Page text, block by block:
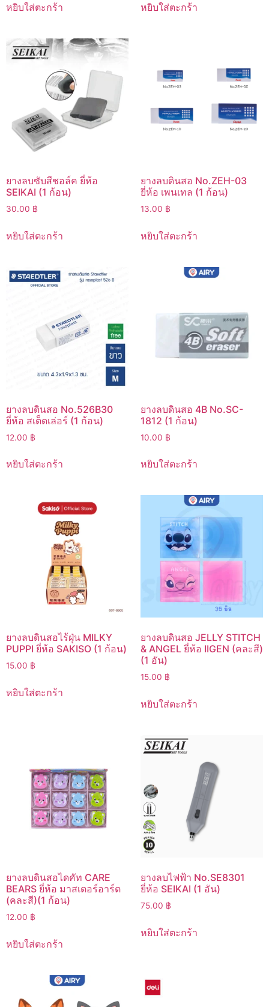
หยิบใส่ตะกร้า หยิบใส่ตะกร้า
ยางลบซับสีชอล์ค ยี่ห้อ
SEIKAI (1 ก้อน)
30.00 ฿
หยิบใส่ตะกร้า
ยางลบดินสอ No.ZEH-03
ยี่ห้อ เพนเทล (1 ก้อน)
13.00 ฿
หยิบใส่ตะกร้า
ยางลบดินสอ No.526B30
ยี่ห้อ สเต็ดเล่อร์ (1 ก้อน)
12.00 ฿
หยิบใส่ตะกร้า
ยางลบดินสอ 4B No.SC-
1812 (1 ก้อน)
10.00 ฿
หยิบใส่ตะกร้า
ยางลบดินสอไร้ฝุ่น MILKY
PUPPI ยี่ห้อ SAKISO (1 ก้อน)
15.00 ฿
หยิบใส่ตะกร้า
ยางลบดินสอ JELLY STITCH
& ANGEL ยี่ห้อ IIGEN (คละสี)
(1 อัน)
15.00 ฿
หยิบใส่ตะกร้า
ยางลบดินสอไดคัท CARE
BEARS ยี่ห้อ มาสเตอร์อาร์ต
(คละสี)(1 ก้อน)
12.00 ฿
หยิบใส่ตะกร้า
ยางลบไฟฟ้า No.SE8301
ยี่ห้อ SEIKAI (1 อัน)
75.00 ฿
หยิบใส่ตะกร้า